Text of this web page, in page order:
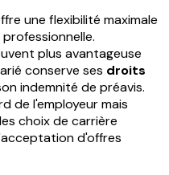
une flexibilité maximale
plus avantageuse
conserve ses droits
indemnité de préavis.
de l'employeur mais
choix de carrière
d'offres